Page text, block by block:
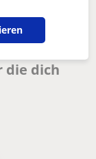
1.6....
die dich